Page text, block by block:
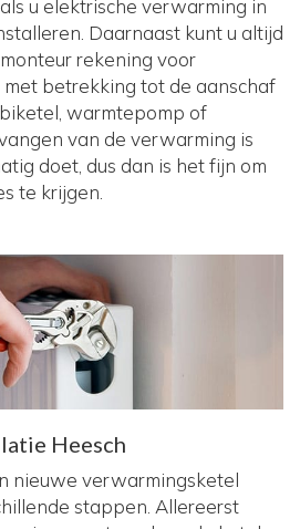
u elektrische verwarming in
Daarnaast kunt u altijd
rekening voor
betrekking tot de aanschaf
warmtepomp of
van de verwarming is
doet, dus dan is het fijn om
te krijgen.
Heesch
nieuwe verwarmingsketel
stappen. Allereerst